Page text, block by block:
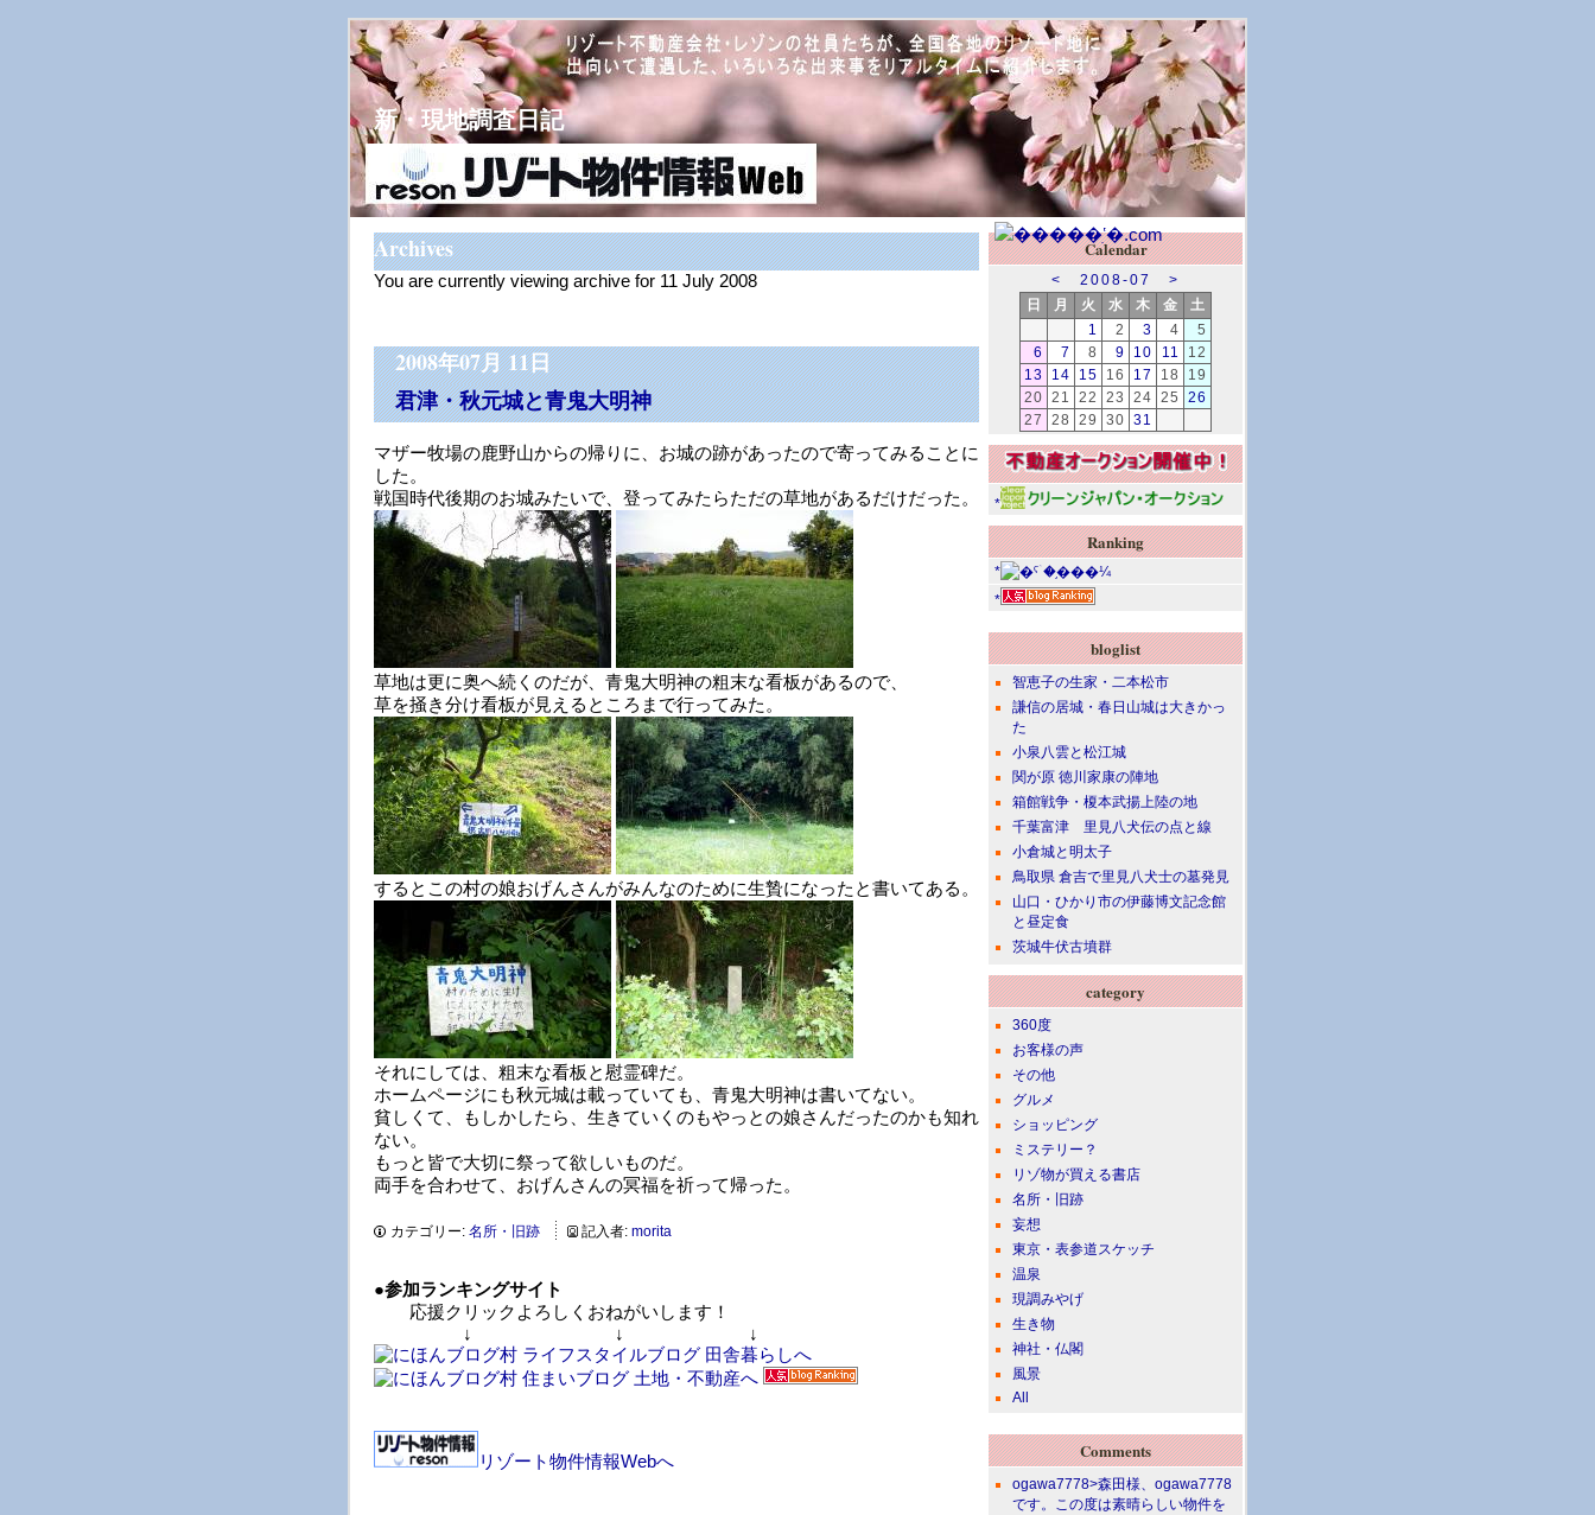
新・現地調査日記
Archives
You are currently viewing archive for 11 July 2008
2008年07月 11日
君津・秋元城と青鬼大明神
マザー牧場の鹿野山からの帰りに、お城の跡があったので寄ってみることに
した。
戦国時代後期のお城みたいで、登ってみたらただの草地があるだけだった。
草地は更に奥へ続くのだが、青鬼大明神の粗末な看板があるので、
草を掻き分け看板が見えるところまで行ってみた。
するとこの村の娘おげんさんがみんなのために生贄になったと書いてある。
それにしては、粗末な看板と慰霊碑だ。
ホームページにも秋元城は載っていても、青鬼大明神は書いてない。
貧しくて、もしかしたら、生きていくのもやっとの娘さんだったのかも知れ
ない。
もっと皆で大切に祭って欲しいものだ。
両手を合わせて、おげんさんの冥福を祈って帰った。
カテゴリー: 名所・旧跡 記入者: morita
●参加ランキングサイト
応援クリックよろしくおねがいします！
↓ ↓ ↓
リゾート物件情報Webへ
Calendar
< 2008-07
>
日
月 火 水 木 金
土
1
2 3 4
5
6
7 8 9 10 11
12
13
14 15 16 17 18
19
20 21 22 23 24 25
26
27
28 29 30 31
*
Ranking
*
*
bloglist
智恵子の生家・二本松市
謙信の居城・春日山城は大きかっ
た
小泉八雲と松江城
関が原 徳川家康の陣地
箱館戦争・榎本武揚上陸の地
千葉富津 里見八犬伝の点と線
小倉城と明太子
鳥取県 倉吉で里見八犬士の墓発見
山口・ひかり市の伊藤博文記念館
と昼定食
茨城牛伏古墳群
category
360度
お客様の声
その他
グルメ
ショッピング
ミステリー？
リゾ物が買える書店
名所・旧跡
妄想
東京・表参道スケッチ
温泉
現調みやげ
生き物
神社・仏閣
風景
All
Comments
ogawa7778>森田様、ogawa7778
です。この度は素晴らしい物件を